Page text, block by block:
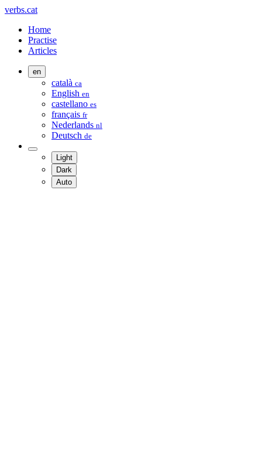
verbs.cat
Home
Practise
Articles
en
català ca
English en
castellano es
français fr
Nederlands nl
Deutsch de
Light
Dark
Auto